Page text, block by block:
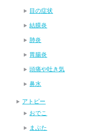
目の症状
結膜炎
肺炎
胃腸炎
頭痛や吐き気
鼻水
アトピー
おでこ
まぶた